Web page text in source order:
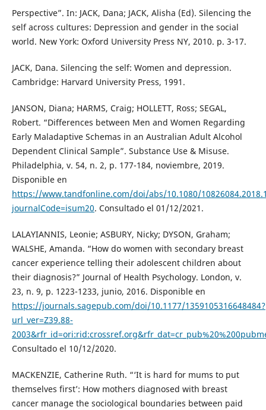
Perspective”. In: JACK, Dana; JACK, Alisha (Ed). Silencing the
self across cultures: Depression and gender in the social
world. New York: Oxford University Press NY, 2010. p. 3-17.
JACK, Dana. Silencing the self: Women and depression.
Cambridge: Harvard University Press, 1991.
JANSON, Diana; HARMS, Craig; HOLLETT, Ross; SEGAL,
Robert. “Differences between Men and Women Regarding
Early Maladaptive Schemas in an Australian Adult Alcohol
Dependent Clinical Sample”. Substance Use & Misuse.
Philadelphia, v. 54, n. 2, p. 177-184, noviembre, 2019.
Disponible en
https://www.tandfonline.com/doi/abs/10.1080/
journalCode=isum20. Consultado el 01/12/2021.
LALAYIANNIS, Leonie; ASBURY, Nicky; DYSON, Graham;
WALSHE, Amanda. “How do women with secondary breast
cancer experience telling their adolescent children about
their diagnosis?” Journal of Health Psychology. London, v.
23, n. 9, p. 1223-1233, junio, 2016. Disponible en
https://journals.sagepub.com/doi/10.1177/1359105316648484?
url_ver=Z39.88-
Consultado el 10/12/2020.
MACKENZIE, Catherine Ruth. “‘It is hard for mums to put
themselves first’: How mothers diagnosed with breast
cancer manage the sociological boundaries between paid